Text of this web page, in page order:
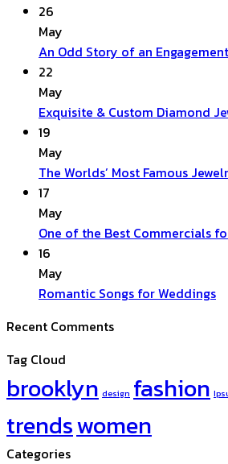
26
May
An Odd Story of an
22
May
Exquisite & Custom Diamond
19
May
The Worlds’ Most Famous
17
May
One of the Best Commercials
16
May
Romantic Songs for WeddingsNo
Recent Comments
Tag Cloud
brooklyn design fashion
trendswomen
Categories